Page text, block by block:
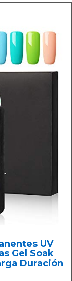
UV
Gel Soak
Duración